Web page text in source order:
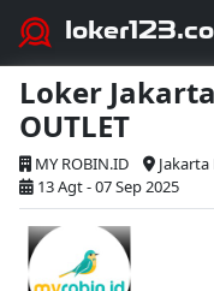
Loker
OUTLET
MY ROBIN.ID
13 Agt - 07 Sep 2025